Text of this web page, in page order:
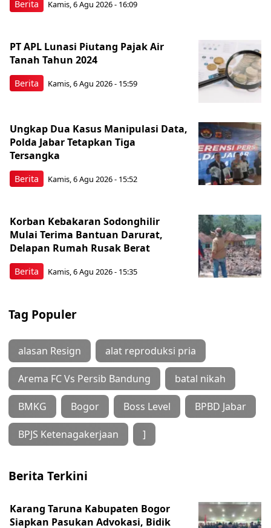
Berita Kamis, 6 Agu 2026 - 16:09
Berita
PT APL Lunasi Piutang Pajak Air
Tanah Tahun 2024
Kamis, 6 Agu 2026 - 15:59
Berita
Ungkap Dua Kasus Manipulasi Data,
Polda Jabar Tetapkan Tiga
Tersangka
Kamis, 6 Agu 2026 - 15:52
Berita
Korban Kebakaran Sodonghilir
Mulai Terima Bantuan Darurat,
Delapan Rumah Rusak Berat
Kamis, 6 Agu 2026 - 15:35
Tag Populer
alasan Resign alat reproduksi pria
Arema FC Vs Persib Bandung batal nikah
BMKG Bogor Boss Level BPBD Jabar
BPJS Ketenagakerjaan ]
Berita Terkini
Karang Taruna Kabupaten Bogor
Siapkan Pasukan Advokasi, Bidik